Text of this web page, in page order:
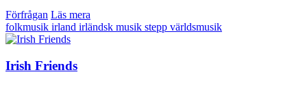
Förfrågan Läs mera
folkmusik irland irländsk musik stepp världsmusik
Irish Friends